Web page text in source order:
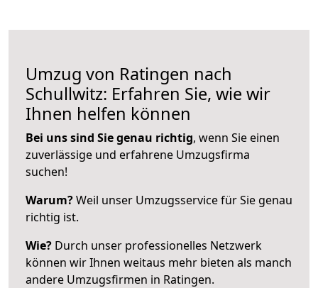
Umzug von Ratingen nach
Schullwitz: Erfahren Sie, wie wir
Ihnen helfen können
Bei uns sind Sie genau richtig, wenn Sie einen
zuverlässige und erfahrene Umzugsfirma
suchen!
Warum?Weil unser Umzugsservice für Sie genau
richtig ist.
Wie? Durch unser professionelles Netzwerk
können wir Ihnen weitaus mehr bieten als manch
andere Umzugsfirmen in Ratingen.